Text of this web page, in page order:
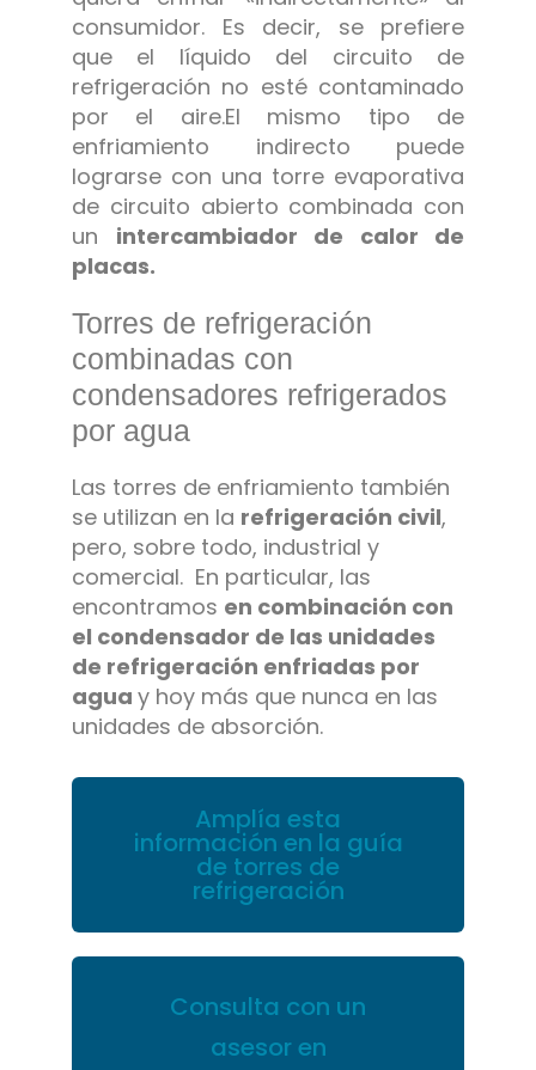
consumidor. Es decir, se prefiere
que el líquido del circuito de
refrigeración no esté contaminado
por el aire.El mismo tipo de
enfriamiento indirecto puede
lograrse con una torre evaporativa
de circuito abierto combinada con
un intercambiador de calor de
placas.
Torres de refrigeración
combinadas con
condensadores refrigerados
por agua
Las torres de enfriamiento también
se utilizan en la refrigeración civil,
pero, sobre todo, industrial y
comercial. En particular, las
encontramos en combinación con
el condensador de las unidades
de refrigeración enfriadas por
agua y hoy más que nunca en las
unidades de absorción.
Amplía esta
información en la guía
de torres de
refrigeración
Consulta con un
asesor en